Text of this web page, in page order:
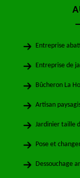
Entreprise
Entreprise de
Bûcheron La
Artisan
Jardinier taille
Pose et
Dessouchage